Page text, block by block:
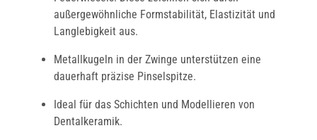
außergewöhnliche Formstabilität, Elastizität und
Langlebigkeit aus.
Metallkugeln in der Zwinge unterstützen eine
dauerhaft präzise Pinselspitze.
Ideal für das Schichten und Modellieren von
Dentalkeramik.